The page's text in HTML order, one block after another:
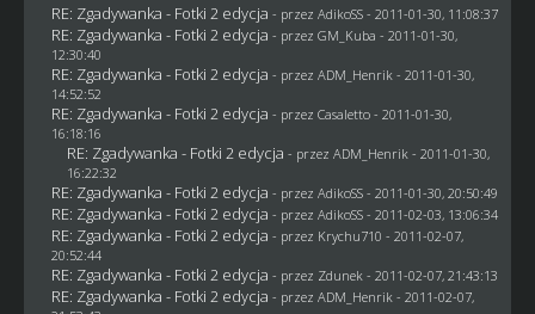
RE: Zgadywanka - Fotki 2 edycja - przez AdikoSS - 2011-01-30, 11:08:37
RE: Zgadywanka - Fotki 2 edycja - przez GM_Kuba - 2011-01-30,
12:30:40
RE: Zgadywanka - Fotki 2 edycja - przez ADM_Henrik - 2011-01-30,
14:52:52
RE: Zgadywanka - Fotki 2 edycja - przez Casaletto- 2011-01-30,
16:18:16
RE: Zgadywanka - Fotki 2 edycja - przez ADM_Henrik - 2011-01-30,
16:22:32
RE: Zgadywanka - Fotki 2 edycja - przez AdikoSS - 2011-01-30, 20:50:49
RE: Zgadywanka - Fotki 2 edycja - przez AdikoSS - 2011-02-03, 13:06:34
RE: Zgadywanka - Fotki 2 edycja - przez Krychu710 - 2011-02-07,
20:52:44
RE: Zgadywanka - Fotki 2 edycja - przez Zdunek - 2011-02-07, 21:43:13
RE: Zgadywanka - Fotki 2 edycja - przez ADM_Henrik - 2011-02-07,